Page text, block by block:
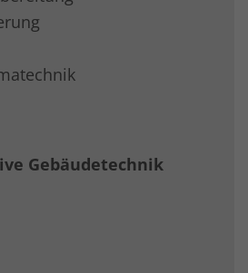
Gebäudetechnik